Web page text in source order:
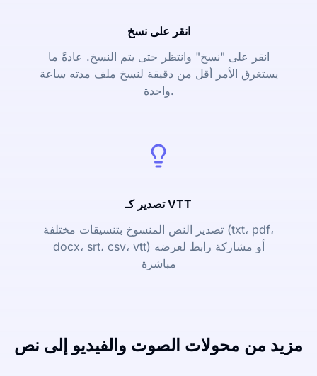
انقر على نسخ
انقر على "نسخ" وانتظر حتى يتم النسخ. عادةً ما
يستغرق الأمر أقل من دقيقة لنسخ ملف مدته ساعة
واحدة.
تصدير كـ VTT
تصدير النص المنسوخ بتنسيقات مختلفة (txt، pdf،
docx، srt، csv، vtt) أو مشاركة رابط لعرضه
مباشرة
مزيد من محولات الصوت والفيديو إلى نص